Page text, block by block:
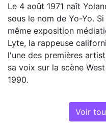
Le 4 août 1971 naît
sous le nom de Yo-Yo.
même exposition
Lyte, la rappeuse
l'une des premières
sa voix sur la scène
1990.
Voir